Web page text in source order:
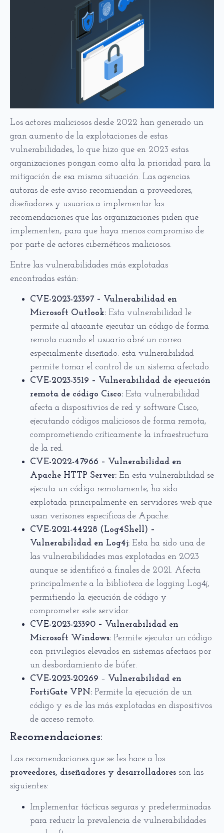
Los actores maliciosos desde 2022 han generado un
gran aumento de la explotaciones de estas
vulnerabilidades, lo que hizo que en 2023 estas
organizaciones pongan como alta la prioridad para la
mitigación de esa misma situación. Las agencias
autoras de este aviso recomiendan a proveedores,
diseñadores y usuarios a implementar las
recomendaciones que las organizaciones piden que
implementen, para que haya menos compromiso de
por parte de actores cibernéticos maliciosos.
Entre las vulnerabilidades más explotadas
encontradas están:
CVE-2023-23397 – Vulnerabilidad en
Microsoft Outlook: Esta vulnerabilidad le
permite al atacante ejecutar un código de forma
remota cuando el usuario abré un correo
especialmente diseñado. esta vulnerabilidad
permite tomar el control de un sistema afectado.
CVE-2023-3519 – Vulnerabilidad de ejecución
remota de código Cisco: Esta vulnerabilidad
afecta a dispositivios de red y software Cisco,
ejecutando códigos maliciosos de forma remota,
comprometiendo críticamente la infraestructura
de la red.
CVE-2022-47966 – Vulnerabilidad en
Apache HTTP Server: En esta vulnerabilidad se
ejecuta un código remotamente, ha sido
explotada principalmente en servidores web que
usan verisones específicas de Apache.
CVE-2021-44228 (Log4Shell) –
Vulnerabilidad en Log4j: Esta ha sido una de
las vulnerabilidades mas explotadas en 2023
aunque se identificó a finales de 2021. Afecta
principalmente a la biblioteca de logging Log4j,
permitiendo la ejecución de código y
comprometer este servidor.
CVE-2023-23390 – Vulnerabilidad en
Microsoft Windows: Permite ejecutar un código
con privilegios elevados en sistemas afectaos por
un desbordamiento de búfer.
CVE-2023-20269 – Vulnerabilidad en
FortiGate VPN: Permite la ejecución de un
código y es de las más explotadas en dispositivos
de acceso remoto.
Recomendaciones:
Las recomendaciones que se les hace a los
proveedores, diseñadores y desarrolladores son las
siguientes:
Implementar tácticas seguras y predeterminadas
para reducir la prevalencia de vulnerabilidades